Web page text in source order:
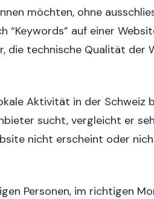
möchten, ohne
auf einer
die technische Qualität der
Aktivität in der Schweiz
sucht, vergleicht er
nicht erscheint oder
Personen, im richtigen